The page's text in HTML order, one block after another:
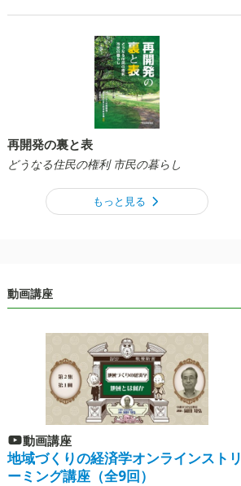
再開発の裏と表
どうなる住民の権利 市民の暮らし
もっと見る
動画講座
動画講座
地域づくりの経済学オンラインストリ
ーミング講座（全9回）